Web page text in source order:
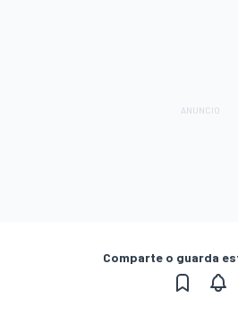
Comparte o guarda